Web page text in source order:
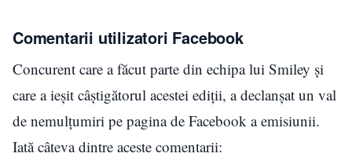
Comentarii utilizatori Facebook
Concurent care a făcut parte din echipa lui Smiley și
care a ieșit câștigătorul acestei ediții, a declanșat un val
de nemulțumiri pe pagina de Facebook a emisiunii.
Iată câteva dintre aceste comentarii: